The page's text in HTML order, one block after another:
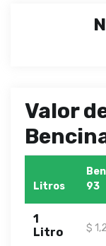
Valor
Litros
93
1
Litro
$